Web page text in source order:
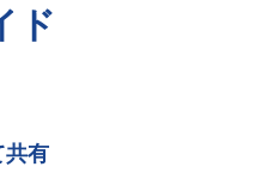
ド
共有